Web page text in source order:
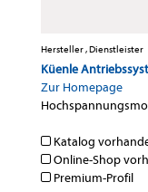
Hersteller , Dienstleister
Küenle
Zur Homepage
Katalog
Online-Shop
Premium-Profil